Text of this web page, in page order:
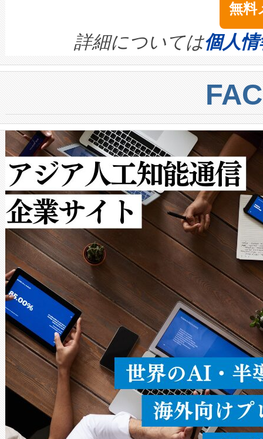
きます。この効率性は、フェ
ます。 Voltaiq provides a
quality and reliability for AI
BESS stack to ensure battery
centers. Voltaiqは、ai&のAI
からシステム統合、試運転、
クルの各段階のデータを監視
[…]
イズの小径化を実現すること
す。ノーマルモードでは、
ートル先まで検出でき、これ
トに対して約600メートルに
では、反射率10％のターゲッ
で向上し、最大検知距離は
ットだけで最大1キロメート
ルの変電所周囲を監視でき、
作業と点群処理を簡素化でき
Avia 2は、2種類のFOVオプシ
× 80°のノーマルモード、長
ードを切り替えて使用するこ
ることなく、単一のデバイス
うにします。遠距離まで届く
密度なスキャ […]
無料
詳細については個人